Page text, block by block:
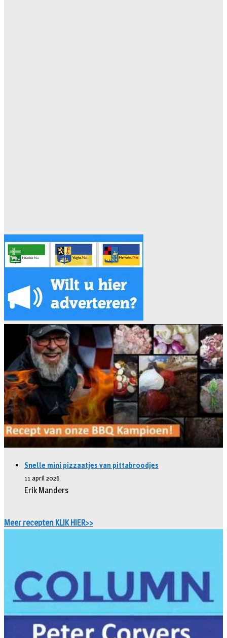
Snelle mini pizzaatjes van pittabroodjes
11 april 2026
Erik Manders
Meer recepten KLIK HIER>>